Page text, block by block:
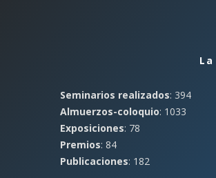
Seminarios realizados: 394
Almuerzos-coloquio: 1033
Exposiciones: 78
Premios: 84
Publicaciones: 182